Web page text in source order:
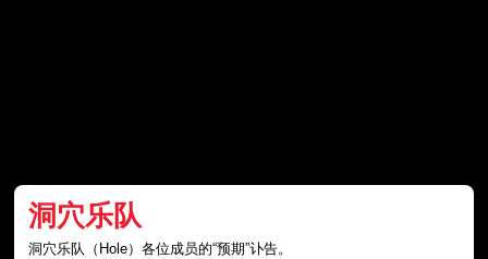
洞穴乐队
洞穴乐队（Hole）各位成员的“预期”讣告。